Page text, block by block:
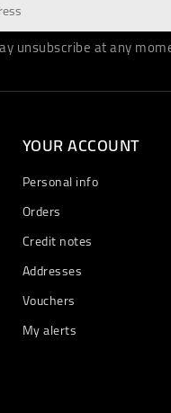
unsubscribe at any
YOUR ACCOUNT
Personal info
Orders
Credit notes
Addresses
Vouchers
My alerts